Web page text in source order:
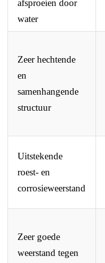
afsproeien door
water
Zeer hechtende
en
samenhangende
structuur
Uitstekende
roest- en
corrosieweerstand
Zeer goede
weerstand tegen